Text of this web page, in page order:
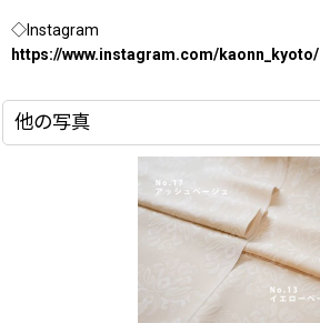
◇Instagram
https://www.instagram.com/kaonn_kyoto/
他の写真